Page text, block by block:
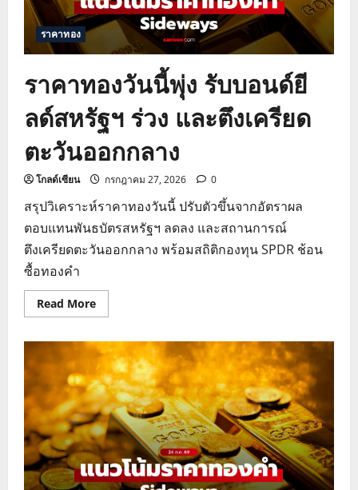
ราคาทอง
ราคาทองวันนี้พุ่ง รับบอนด์ยี
ลด์สหรัฐฯ ร่วง และตึงเครียด
ตะวันออกกลาง
โกลด์เซียน กรกฎาคม 27, 2026 0
สรุปวิเคราะห์ราคาทองวันนี้ ปรับตัวขึ้นจากอัตราผล
ตอบแทนพันธบัตรสหรัฐฯ ลดลง และสถานการณ์
ตึงเครียดตะวันออกกลาง พร้อมสถิติกองทุน SPDR ช้อน
ซื้อทองคำ
Read MoreRead
more
ทอง
วัน
พุ่ง
รับ
บอนด์
ยี
ลด์
สหรัฐฯ
ร่วง
และ
ตึงเครียด
ตะวันออกกลาง